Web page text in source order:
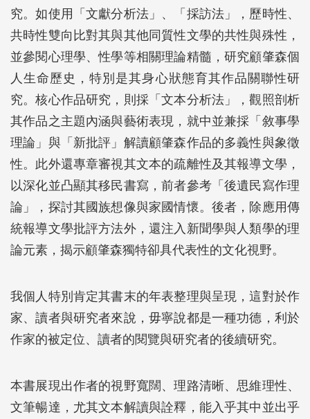
究。如使用「文獻分析法」、「採訪法」，歷時性、
共時性雙向比對其與其他同質性文學的共性與殊性，
並參閱心理學、性學等相關理論精髓，研究顧肇森個
人生命歷史，特別是其身心狀態育其作品關聯性研
究。核心作品研究，則採「文本分析法」，觀照剖析
其作品之主題內涵與藝術表現，就中並兼採「敘事學
理論」與「新批評」解讀顧肇森作品的多義性與象徵
性。此外還專章審視其文本的疏離性及其報導文學，
以深化並凸顯其移民書寫，前者參考「後遺民寫作理
論」，探討其國族想像與家國情懷。後者，除應用傳
統報導文學批評方法外，還注入新聞學與人類學的理
論元素，揭示顧肇森獨特卻具代表性的文化視野。
我個人特別肯定其書末的年表整理與呈現，這對於作
家、讀者與研究者來說，毋寧說都是一種功德，利於
作家的被定位、讀者的閱覽與研究者的後續研究。
本書展現出作者的視野寬闊、理路清晰、思維理性、
文筆暢達，尤其文本解讀與詮釋，能入乎其中並出乎